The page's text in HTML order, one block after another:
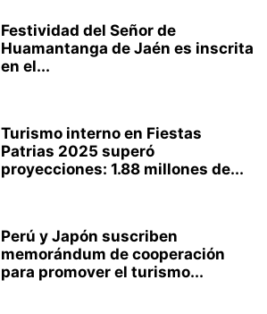
Festividad del Señor de
Huamantanga de Jaén es inscrita
en el...
Turismo interno en Fiestas
Patrias 2025 superó
proyecciones: 1.88 millones de...
Perú y Japón suscriben
memorándum de cooperación
para promover el turismo...